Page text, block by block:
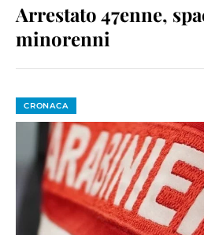
Arrestato 47enne,
minorenni
CRONACA